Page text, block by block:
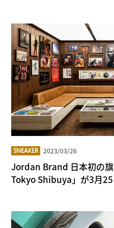
SNEAKER 2023/03/26
Jordan Brand 日本初の
Tokyo Shibuya」が3月